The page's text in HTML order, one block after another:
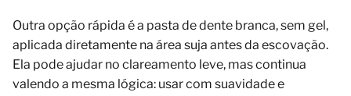
Outra opção rápida é a pasta de dente branca, sem gel,
aplicada diretamente na área suja antes da escovação.
Ela pode ajudar no clareamento leve, mas continua
valendo a mesma lógica: usar com suavidade e